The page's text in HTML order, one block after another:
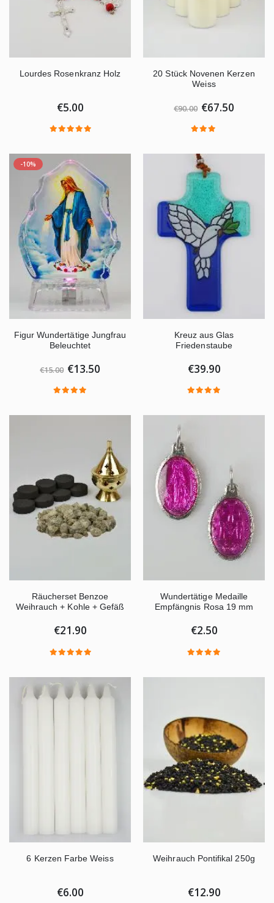
Lourdes Rosenkranz Holz
€5.00
20 Stück Novenen Kerzen
Weiss
€90.00 €67.50
-10%
Figur Wundertätige Jungfrau
Beleuchtet
€15.00 €13.50
Kreuz aus Glas
Friedenstaube
€39.90
Räucherset Benzoe
Weihrauch + Kohle + Gefäß
€21.90
Wundertätige Medaille
Empfängnis Rosa 19 mm
€2.50
6 Kerzen Farbe Weiss
€6.00
Weihrauch Pontifikal 250g
€12.90